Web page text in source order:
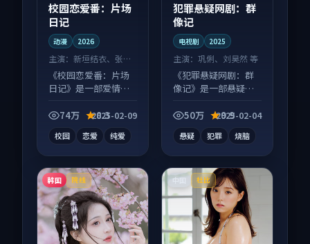
校园恋爱番：片场
日记
动漫 2026
主演： 新垣结衣、张译
等
《校园恋爱番：片场
日记》是一部爱情向
度高，适合配弹幕观
74万 8.3
2025-02-09
校园 恋爱 纯爱
犯罪悬疑网剧：群
像记
电视剧 2025
主演：巩俐、刘昊然 等
《犯罪悬疑网剧：群
像记》是一部悬疑向
屏端观看，细节更丰
50万 9.9
2025-02-04
悬疑 犯罪 烧脑
韩国 院线 中国 杜比